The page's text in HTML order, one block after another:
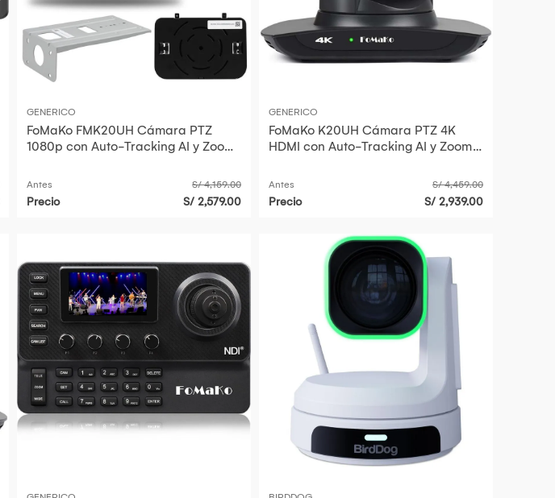
GENERICO
FoMaKo FMK20UH Cámara PTZ
1080p con Auto-Tracking AI y Zoom
Antes S/ 4,159.00
Precio S/ 2,579.00
GENERICO
FoMaKo K20UH Cámara PTZ 4K
HDMI con Auto-Tracking AI y Zoom
Antes S/ 4,459.00
Precio S/ 2,939.00